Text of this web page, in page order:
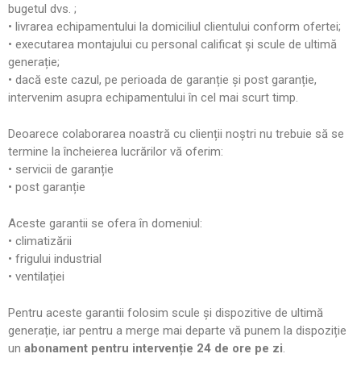
bugetul dvs. ;
• livrarea echipamentului la domiciliul clientului conform ofertei;
• executarea montajului cu personal calificat și scule de ultimă
generație;
• dacă este cazul, pe perioada de garanție și post garanție,
intervenim asupra echipamentului în cel mai scurt timp.
Deoarece colaborarea noastră cu clienții noștri nu trebuie să se
termine la încheierea lucrărilor vă oferim:
• servicii de garanție
• post garanție
Aceste garantii se ofera în domeniul:
• climatizării
• frigului industrial
• ventilației
Pentru aceste garantii folosim scule și dispozitive de ultimă
generație, iar pentru a merge mai departe vă punem la dispoziție
un abonament pentru intervenție 24 de ore pe zi.